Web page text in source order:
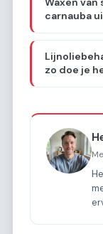
carnauba
zo doe je